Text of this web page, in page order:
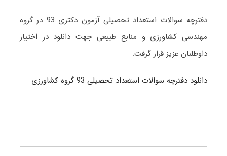
دفترچه سوالات استعداد تحصیلی آزمون دکتری 93 در گروه
مهندسی کشاورزی و منابع طبیعی جهت دانلود در اختیار
داوطلبان عزیز قرار گرفت.
دانلود دفترچه سوالات استعداد تحصیلی 93 گروه کشاورزی